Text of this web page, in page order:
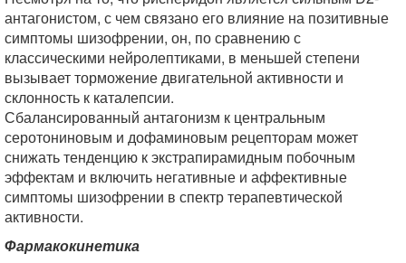
антагонистом, с чем связано его влияние на позитивные
симптомы шизофрении, он, по сравнению с
классическими нейролептиками, в меньшей степени
вызывает торможение двигательной активности и
склонность к каталепсии.
Сбалансированный антагонизм к центральным
серотониновым и дофаминовым рецепторам может
снижать тенденцию к экстрапирамидным побочным
эффектам и включить негативные и аффективные
симптомы шизофрении в спектр терапевтической
активности.
Фармакокинетика